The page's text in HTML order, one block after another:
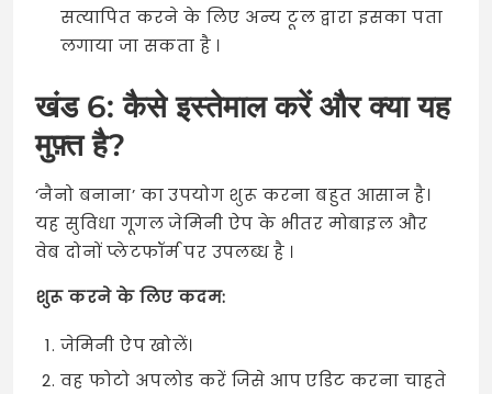
सत्यापित करने के लिए अन्य टूल द्वारा इसका पता
लगाया जा सकता है ।
खंड 6: कैसे इस्तेमाल करें और क्या यह
मुफ़्त है?
‘नैनो बनाना’ का उपयोग शुरू करना बहुत आसान है।
यह सुविधा गूगल जेमिनी ऐप के भीतर मोबाइल और
वेब दोनों प्लेटफॉर्म पर उपलब्ध है ।
शुरू करने के लिए कदम:
जेमिनी ऐप खोलें।
वह फोटो अपलोड करें जिसे आप एडिट करना चाहते